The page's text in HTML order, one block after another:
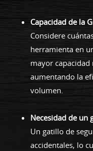
Capacidad de la
Considere
herramienta en
mayor capacidad
aumentando la
volumen.
Necesidad de un
Un gatillo de
accidentales, lo